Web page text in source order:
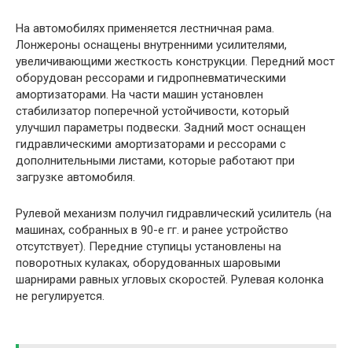
На автомобилях применяется лестничная рама.
Лонжероны оснащены внутренними усилителями,
увеличивающими жесткость конструкции. Передний мост
оборудован рессорами и гидропневматическими
амортизаторами. На части машин установлен
стабилизатор поперечной устойчивости, который
улучшил параметры подвески. Задний мост оснащен
гидравлическими амортизаторами и рессорами с
дополнительными листами, которые работают при
загрузке автомобиля.
Рулевой механизм получил гидравлический усилитель (на
машинах, собранных в 90-е гг. и ранее устройство
отсутствует). Передние ступицы установлены на
поворотных кулаках, оборудованных шаровыми
шарнирами равных угловых скоростей. Рулевая колонка
не регулируется.